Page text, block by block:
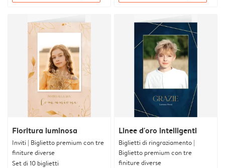
Fioritura luminosa
Inviti | Biglietto premium con tre
finiture diverse
Set di 10 biglietti
Linee d'oro intelligenti
Biglietti di ringraziamento |
Biglietto premium con tre
finiture diverse